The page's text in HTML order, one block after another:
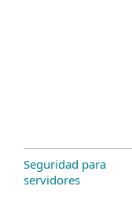
Seguridad para
servidores